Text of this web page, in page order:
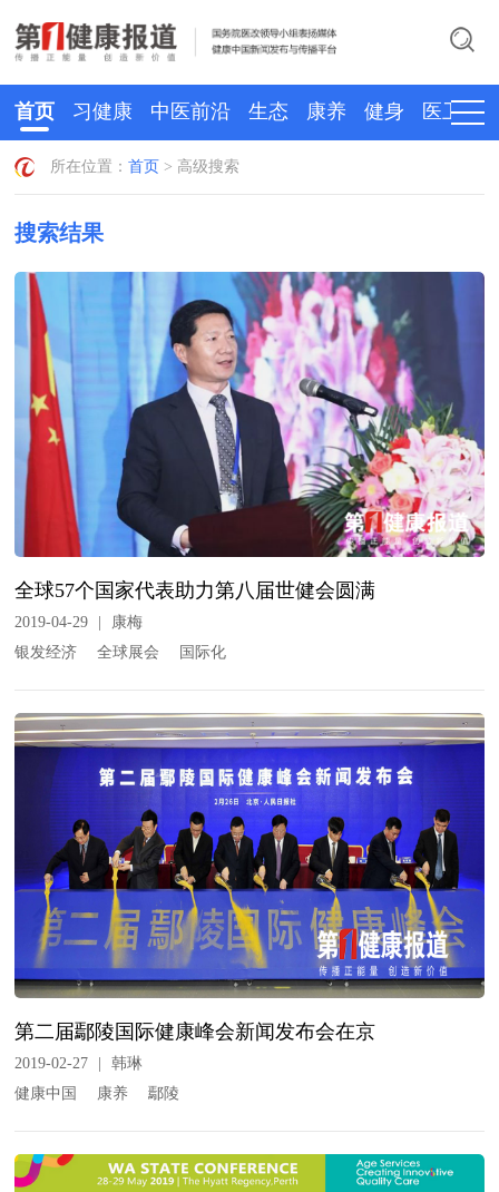
首页 习健康 中医前沿 生态 康养 健身 医卫
所在位置：首页 > 高级搜索
搜索结果
全球57个国家代表助力第八届世健会圆满
2019-04-29
康梅
银发经济
全球展会 国际化
第二届鄢陵国际健康峰会新闻发布会在京
2019-02-27
韩琳
健康中国
康养 鄢陵